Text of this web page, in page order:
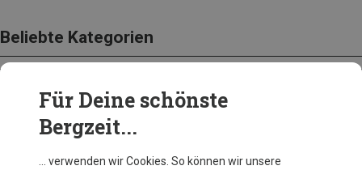
Beliebte Kategorien
BEKLEIDUNG
Für Deine schönste
Bergzeit...
… verwenden wir Cookies. So können wir unsere